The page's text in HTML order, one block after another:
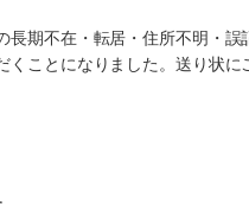
長期不在・転居・住所不明・
くことになりました。送り状